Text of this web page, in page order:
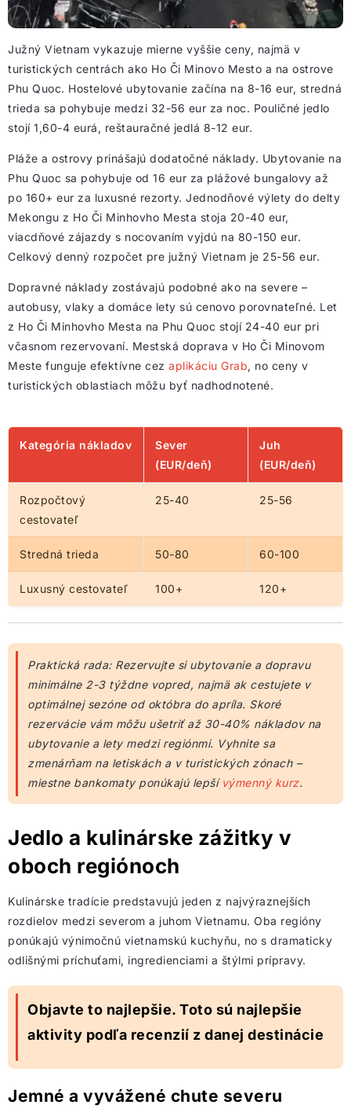
Južný Vietnam vykazuje mierne vyššie ceny, najmä v
turistických centrách ako Ho Či Minovo Mesto a na ostrove
Phu Quoc. Hostelové ubytovanie začína na 8-16 eur, stredná
trieda sa pohybuje medzi 32-56 eur za noc. Pouličné jedlo
stojí 1,60-4 eurá, reštauračné jedlá 8-12 eur.
Pláže a ostrovy prinášajú dodatočné náklady. Ubytovanie na
Phu Quoc sa pohybuje od 16 eur za plážové bungalovy až
po 160+ eur za luxusné rezorty. Jednodňové výlety do delty
Mekongu z Ho Či Minhovho Mesta stoja 20-40 eur,
viacdňové zájazdy s nocovaním vyjdú na 80-150 eur.
Celkový denný rozpočet pre južný Vietnam je 25-56 eur.
Dopravné náklady zostávajú podobné ako na severe –
autobusy, vlaky a domáce lety sú cenovo porovnateľné. Let
z Ho Či Minhovho Mesta na Phu Quoc stojí 24-40 eur pri
včasnom rezervovaní. Mestská doprava v Ho Či Minovom
Meste funguje efektívne cez aplikáciu Grab, no ceny v
turistických oblastiach môžu byť nadhodnotené.
Kategória nákladov
Sever
(EUR/deň)
Juh
(EUR/deň)
Rozpočtový
cestovateľ
25-40 25-56
Stredná trieda 50-80 60-100
Luxusný cestovateľ 100+ 120+
Praktická rada: Rezervujte si ubytovanie a dopravu
minimálne 2-3 týždne vopred, najmä ak cestujete v
optimálnej sezóne od októbra do apríla. Skoré
rezervácie vám môžu ušetriť až 30-40% nákladov na
ubytovanie a lety medzi regiónmi. Vyhnite sa
zmenárňam na letiskách a v turistických zónach –
miestne bankomaty ponúkajú lepší výmenný kurz.
Jedlo a kulinárske zážitky v
oboch regiónoch
Kulinárske tradície predstavujú jeden z najvýraznejších
rozdielov medzi severom a juhom Vietnamu. Oba regióny
ponúkajú výnimočnú vietnamskú kuchyňu, no s dramaticky
odlišnými príchuťami, ingredienciami a štýlmi prípravy.
Objavte to najlepšie. Toto sú najlepšie
aktivity podľa recenzií z danej destinácie
Jemné a vyvážené chute severu